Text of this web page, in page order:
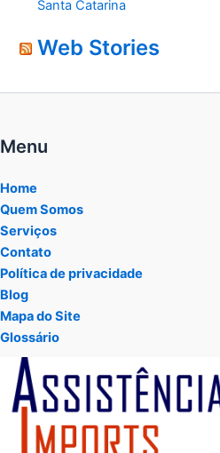
Santa Catarina
Web Stories
Menu
Home
Quem Somos
Serviços
Contato
Política de privacidade
Blog
Mapa do Site
Glossário
Tocador
vídeo